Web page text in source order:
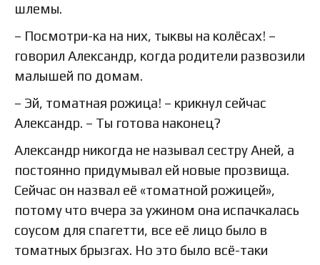
шлемы.
– Посмотри-ка на них, тыквы на колёсах! –
говорил Александр, когда родители развозили
малышей по домам.
– Эй, томатная рожица! – крикнул сейчас
Александр. – Ты готова наконец?
Александр никогда не называл сестру Аней, а
постоянно придумывал ей новые прозвища.
Сейчас он назвал её «томатной рожицей»,
потому что вчера за ужином она испачкалась
соусом для спагетти, все её лицо было в
томатных брызгах. Но это было всё-таки